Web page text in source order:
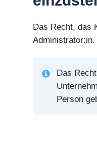
Das Recht, das
Administrator:in.
Das
Person